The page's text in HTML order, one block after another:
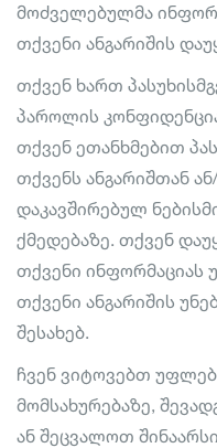
მოძველებულმა
თქვენი ანგარიშის
თქვენ ხართ
პაროლის
თქვენ ეთანხმებით
თქვენს ანგარიშთან
დაკავშირებულ
ქმედებაზე. თქვენ
თქვენი ინფორმაციას
თქვენი ანგარიშის
შესახებ.
ჩვენ ვიტოვებთ
მომსახურებაზე,
ან შეცვალოთ